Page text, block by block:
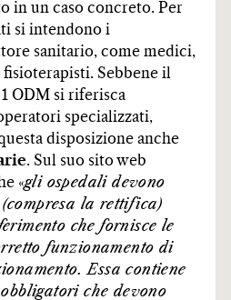
in un caso concreto. Per
si intendono i
sanitario, come medici,
Sebbene il
ODM si riferisca
specializzati,
disposizione anche
. Sul suo sito web
«gli ospedali devono
la rettifica)
che fornisce le
funzionamento di
Essa contiene
che devono